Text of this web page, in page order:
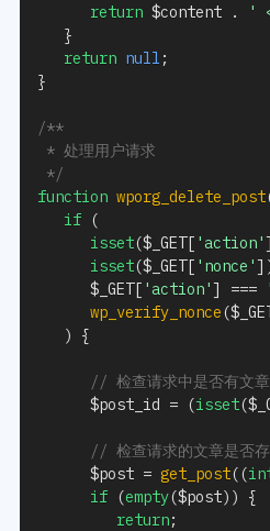
return $content . '
}
return null ;
}
/**
* 处理用户请求
*/
function wporg_delete_post
if (
isset($_GET[ 'action']
isset($_GET[ 'nonce']
$_GET[ 'action'] ===
wp_verify_nonce(
)
{
// 检查请求中是否有文
$post_id = (isset(
// 检查请求的文章是否
$post = get_post((
if (empty($post) )
{
return;